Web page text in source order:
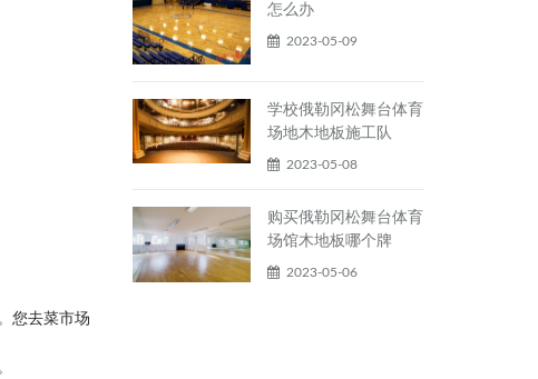
您去菜市场
怎么办
2023-05-09
学校俄勒冈松舞台体育
场地木地板施工队
2023-05-08
购买俄勒冈松舞台体育
场馆木地板哪个牌
2023-05-06